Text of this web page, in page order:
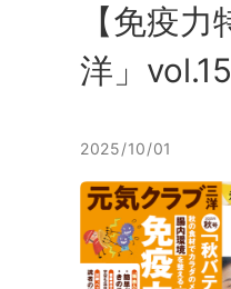
【免疫
洋」
2025/10/01